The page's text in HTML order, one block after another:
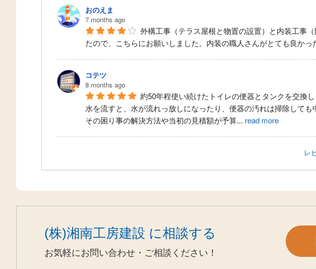
おのえま
7 months ago
外構工事（テラス屋根と物置の設置）と内装工事
たので、こちらにお願いしました。内装の職人さんがとても良かっ
コテツ
8 months ago
約50年程使い続けたトイレの便器とタンクを交換し
水を流すと、水が流れっ放しになったり、便器の汚れは掃除しても
その困り事の解決方法や当初の見積額が予算... read more
レ
(株)湘南工房建設 に相談する
お気軽にお問い合わせ・ご相談ください！